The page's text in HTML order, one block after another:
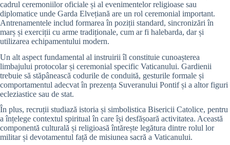
cadrul ceremoniilor oficiale și al evenimentelor religioase sau
diplomatice unde Garda Elvețiană are un rol ceremonial important.
Antrenamentele includ formarea în poziții standard, sincronizări în
marș și exerciții cu arme tradiționale, cum ar fi halebarda, dar și
utilizarea echipamentului modern.
Un alt aspect fundamental al instruirii îl constituie cunoașterea
limbajului protocolar și ceremonial specific Vaticanului. Gardienii
trebuie să stăpânească codurile de conduită, gesturile formale și
comportamentul adecvat în prezența Suveranului Pontif și a altor figuri
ecleziastice sau de stat.
În plus, recruții studiază istoria și simbolistica Bisericii Catolice, pentru
a înțelege contextul spiritual în care își desfășoară activitatea. Această
componentă culturală și religioasă întărește legătura dintre rolul lor
militar și devotamentul față de misiunea sacră a Vaticanului.